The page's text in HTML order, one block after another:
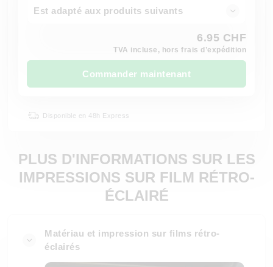
Est adapté aux produits suivants
6.95 CHF
TVA incluse, hors frais d’expédition
Commander maintenant
Disponible en 48h Express
PLUS D'INFORMATIONS SUR LES
IMPRESSIONS SUR FILM RÉTRO-
ÉCLAIRÉ
Matériau et impression sur films rétro-
éclairés